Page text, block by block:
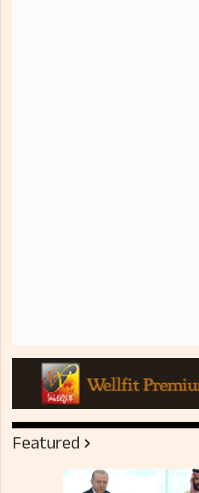
Featured